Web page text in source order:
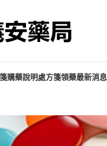
購藥說明處方箋領藥最新消息